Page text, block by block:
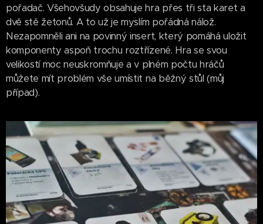
pořadač. Všehovšudy obsahuje hra přes tři sta karet a
dvě stě žetonů. A to už je myslím pořádná nálož.
Nezapomněli ani na povinný insert, který pomáhá uložit
komponenty aspoň trochu roztřízené. Hra se svou
velikostí moc neuskromňuje a v plném počtu hráčů
můžete mít problém vše umístit na běžný stůl (můj
případ).